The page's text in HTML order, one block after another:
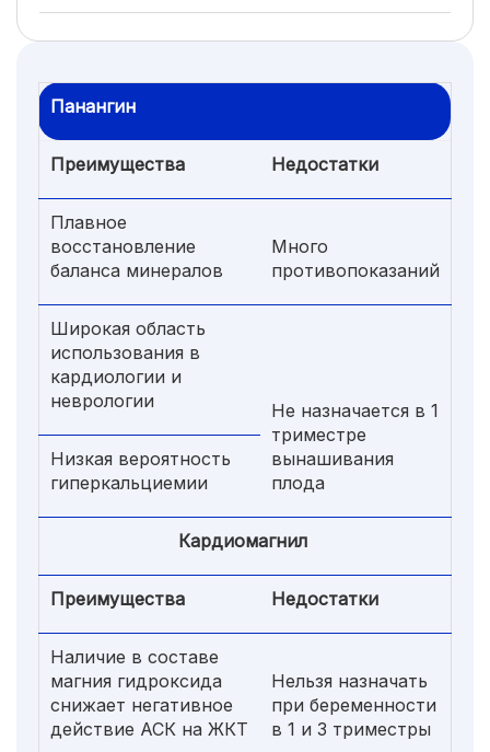
Панангин
Преимущества Недостатки
Плавное
восстановление
баланса минералов
Много
противопоказаний
Широкая область
использования в
кардиологии и
неврологии
Не назначается в 1
триместре
вынашивания
плода
Низкая вероятность
гиперкальциемии
Кардиомагнил
Преимущества Недостатки
Наличие в составе
магния гидроксида
снижает негативное
действие АСК на ЖКТ
Нельзя назначать
при беременности
в 1 и 3 триместры